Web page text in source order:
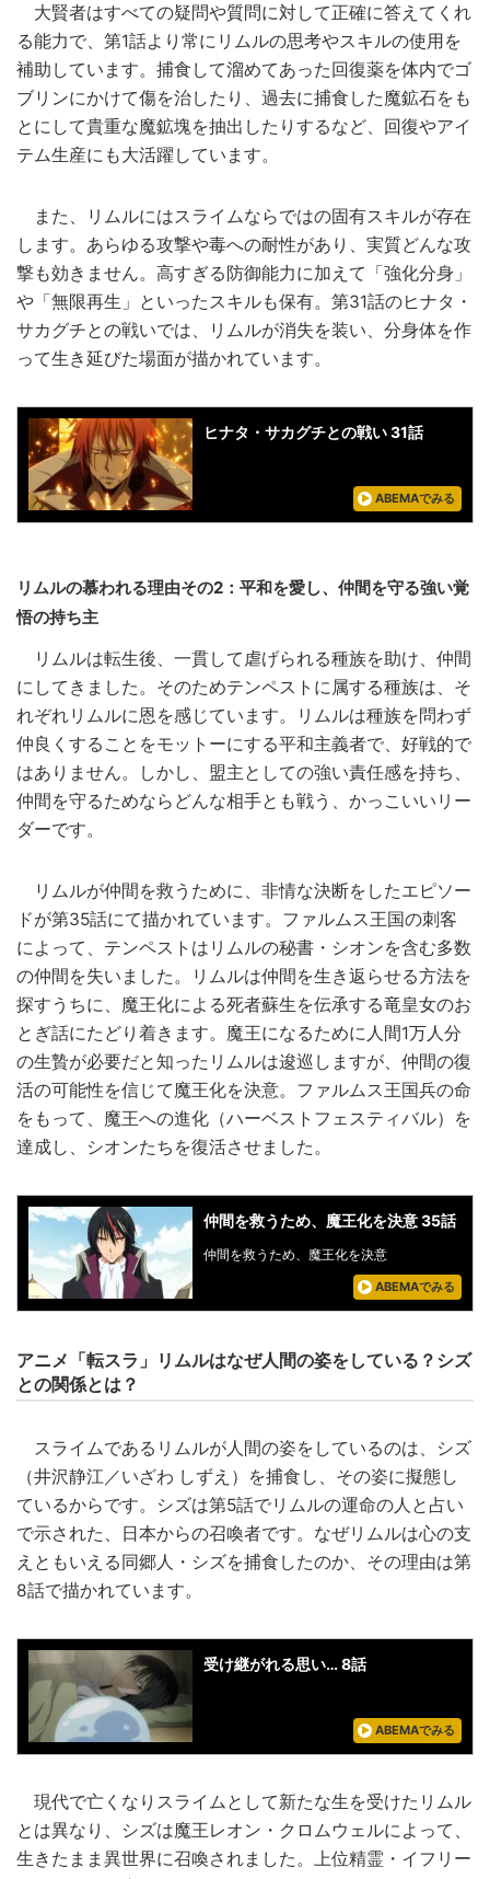
大賢者はすべての疑問や質問に対して正確に答えてくれ
る能力で、第1話より常にリムルの思考やスキルの使用を
補助しています。捕食して溜めてあった回復薬を体内でゴ
ブリンにかけて傷を治したり、過去に捕食した魔鉱石をも
とにして貴重な魔鉱塊を抽出したりするなど、回復やアイ
テム生産にも大活躍しています。
また、リムルにはスライムならではの固有スキルが存在
します。あらゆる攻撃や毒への耐性があり、実質どんな攻
撃も効きません。高すぎる防御能力に加えて「強化分身」
や「無限再生」といったスキルも保有。第31話のヒナタ・
サカグチとの戦いでは、リムルが消失を装い、分身体を作
って生き延びた場面が描かれています。
ヒナタ・サカグチとの戦い 31話
ABEMAでみる
リムルの慕われる理由その2：平和を愛し、仲間を守る強い覚
悟の持ち主
リムルは転生後、一貫して虐げられる種族を助け、仲間
にしてきました。そのためテンペストに属する種族は、そ
れぞれリムルに恩を感じています。リムルは種族を問わず
仲良くすることをモットーにする平和主義者で、好戦的で
はありません。しかし、盟主としての強い責任感を持ち、
仲間を守るためならどんな相手とも戦う、かっこいいリー
ダーです。
リムルが仲間を救うために、非情な決断をしたエピソー
ドが第35話にて描かれています。ファルムス王国の刺客
によって、テンペストはリムルの秘書・シオンを含む多数
の仲間を失いました。リムルは仲間を生き返らせる方法を
探すうちに、魔王化による死者蘇生を伝承する竜皇女のお
とぎ話にたどり着きます。魔王になるために人間1万人分
の生贄が必要だと知ったリムルは逡巡しますが、仲間の復
活の可能性を信じて魔王化を決意。ファルムス王国兵の命
をもって、魔王への進化（ハーベストフェスティバル）を
達成し、シオンたちを復活させました。
仲間を救うため、魔王化を決意 35話
仲間を救うため、魔王化を決意
ABEMAでみる
アニメ「転スラ」リムルはなぜ人間の姿をしている？シズ
との関係とは？
スライムであるリムルが人間の姿をしているのは、シズ
（井沢静江／いざわ しずえ）を捕食し、その姿に擬態し
ているからです。シズは第5話でリムルの運命の人と占い
で示された、日本からの召喚者です。なぜリムルは心の支
えともいえる同郷人・シズを捕食したのか、その理由は第
8話で描かれています。
受け継がれる思い… 8話
ABEMAでみる
現代で亡くなりスライムとして新たな生を受けたリムル
とは異なり、シズは魔王レオン・クロムウェルによって、
生きたまま異世界に召喚されました。上位精霊・イフリー